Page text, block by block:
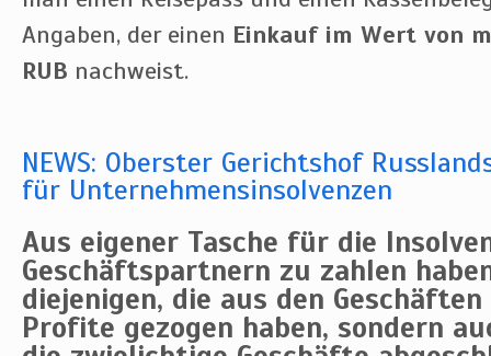
Angaben, der einen Einkauf im Wert von
RUB nachweist.
NEWS: Oberster Gerichtshof
für Unternehmensinsolvenzen
Aus eigener Tasche für die
Geschäftspartnern zu zahlen
diejenigen, die aus den
Profite gezogen haben, sondern